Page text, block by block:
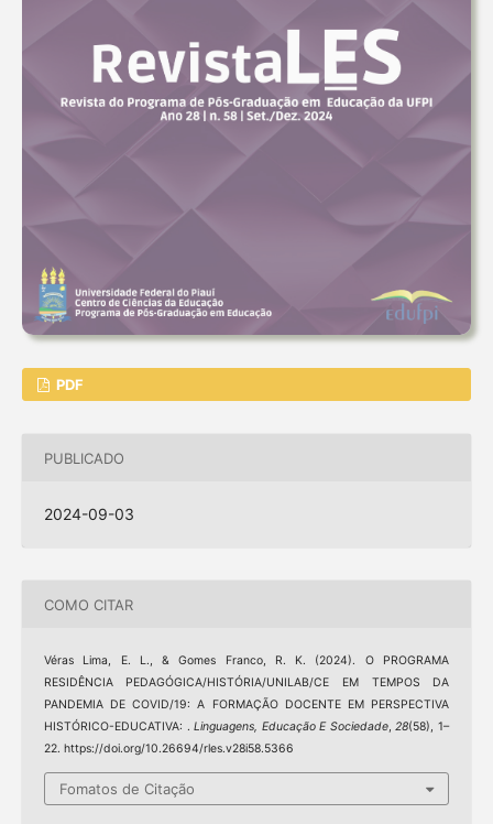
PDF
PUBLICADO
2024-09-03
COMO CITAR
Véras Lima, E. L., & Gomes Franco, R. K. (2024). O PROGRAMA
RESIDÊNCIA PEDAGÓGICA/HISTÓRIA/UNILAB/CE EM TEMPOS DA
PANDEMIA DE COVID/19: A FORMAÇÃO DOCENTE EM PERSPECTIVA
HISTÓRICO-EDUCATIVA: .Linguagens, Educação E Sociedade,28(58), 1–
22. https://doi.org/10.26694/rles.v28i58.5366
Fomatos de Citação